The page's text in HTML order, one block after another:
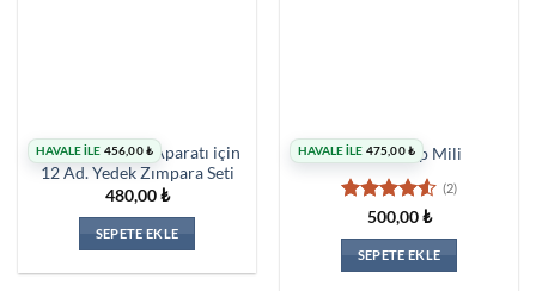
HAVALE İLE 456,00₺
Fırçalı Zımpara Aparatı için
12 Ad. Yedek Zımpara Seti
480,00₺
SEPETE EKLE
HAVALE İLE 475,00₺
Kamalı Mop Mili
üzerinden
4.5oy
aldı
(2)
500,00₺
SEPETE EKLE